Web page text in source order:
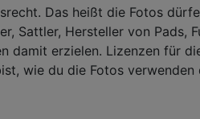
Das heißt die Fotos
Sattler, Hersteller von Pads,
damit erzielen. Lizenzen für
wie du die Fotos